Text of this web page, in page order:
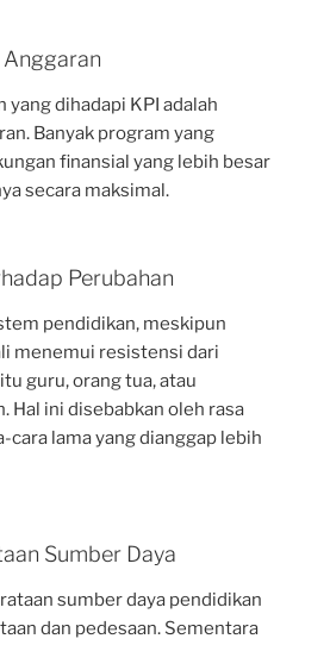
yang dihadapi KPI adalah
Banyak program yang
finansial yang lebih besar
secara maksimal.
Perubahan
pendidikan, meskipun
menemui resistensi dari
guru, orang tua, atau
Hal ini disebabkan oleh rasa
cara lama yang dianggap lebih
Sumber Daya
sumber daya pendidikan
dan pedesaan. Sementara